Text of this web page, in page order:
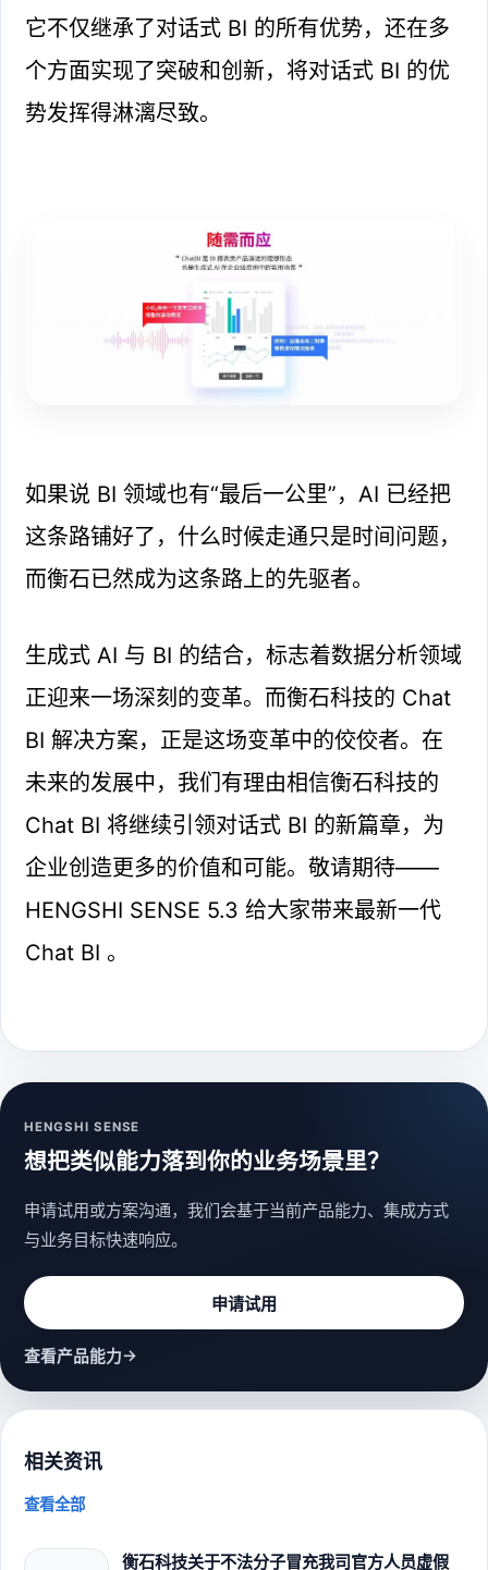
它不仅继承了对话式 BI 的所有优势，还在多
个方面实现了突破和创新，将对话式 BI 的优
势发挥得淋漓尽致。
如果说 BI 领域也有“最后一公里”，AI 已经把
这条路铺好了，什么时候走通只是时间问题，
而衡石已然成为这条路上的先驱者。
生成式 AI 与 BI 的结合，标志着数据分析领域
正迎来一场深刻的变革。而衡石科技的 Chat
BI 解决方案，正是这场变革中的佼佼者。在
未来的发展中，我们有理由相信衡石科技的
Chat BI 将继续引领对话式 BI 的新篇章，为
企业创造更多的价值和可能。敬请期待——
HENGSHI SENSE 5.3 给大家带来最新一代
Chat BI 。
HENGSHI SENSE
想把类似能力落到你的业务场景里？
申请试用或方案沟通，我们会基于当前产品能力、集成方式
与业务目标快速响应。
申请试用
查看产品能力→
相关资讯
查看全部
衡石科技关于不法分子冒充我司官方人员虚假